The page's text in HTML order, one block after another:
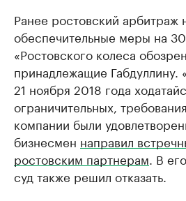
Ранее ростовский арбитраж
обеспечительные меры на
«Ростовского колеса
принадлежащие Габдуллину.
21 ноября 2018 года
ограничительных,
компании были
бизнесмен направил
ростовским партнерам. В
суд также решил отказать.